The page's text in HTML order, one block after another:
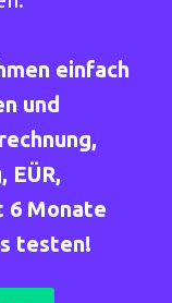
einfach
und
EÜR,
6 Monate
testen!